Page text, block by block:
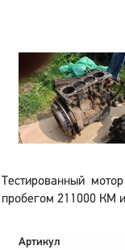
Тестированный
пробегом 211000 КМ
Артикул